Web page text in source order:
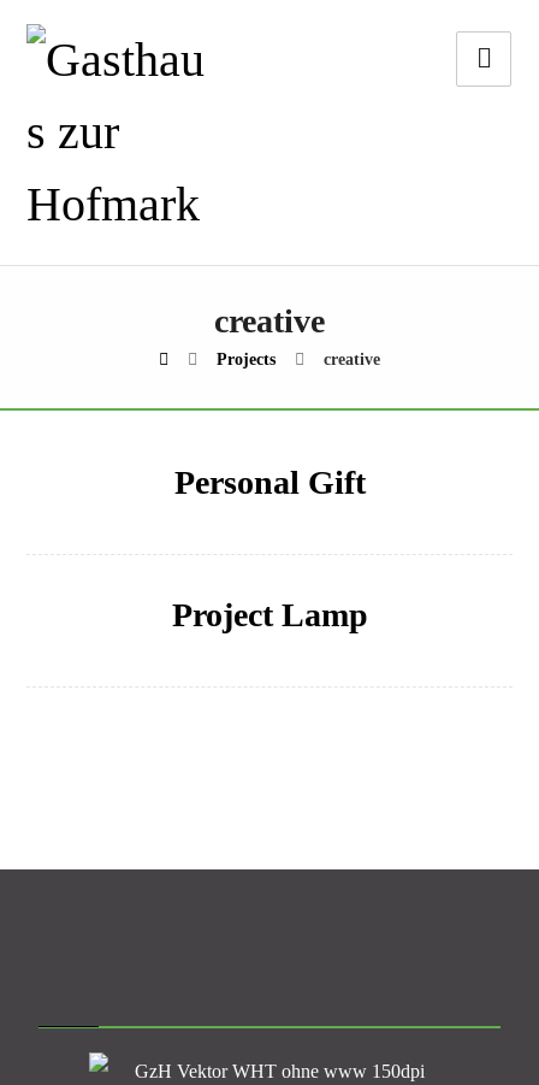
creative
Projects creative
Personal Gift
Project Lamp